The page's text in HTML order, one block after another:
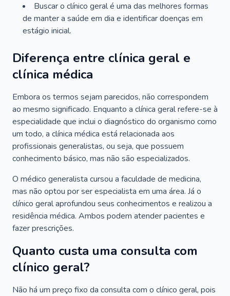
Buscar o clínico geral é uma das melhores formas
de manter a saúde em dia e identificar doenças em
estágio inicial.
Diferença entre clínica geral e
clínica médica
Embora os termos sejam parecidos, não correspondem
ao mesmo significado. Enquanto a clínica geral refere-se à
especialidade que inclui o diagnóstico do organismo como
um todo, a clínica médica está relacionada aos
profissionais generalistas, ou seja, que possuem
conhecimento básico, mas não são especializados.
O médico generalista cursou a faculdade de medicina,
mas não optou por ser especialista em uma área. Já o
clínico geral aprofundou seus conhecimentos e realizou a
residência médica. Ambos podem atender pacientes e
fazer prescrições.
Quanto custa uma consulta com
clínico geral?
Não há um preço fixo da consulta com o clínico geral, pois